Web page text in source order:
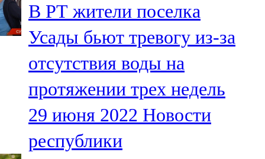
106,1 FM
Түбән Кама
102,6 FM
Чирмешән
107,7 FM
Чистай
В РТ жители поселка
Усады бьют тревогу из-за
отсутствия воды на
протяжении трех недель
29 июня 2022 Новости
республики